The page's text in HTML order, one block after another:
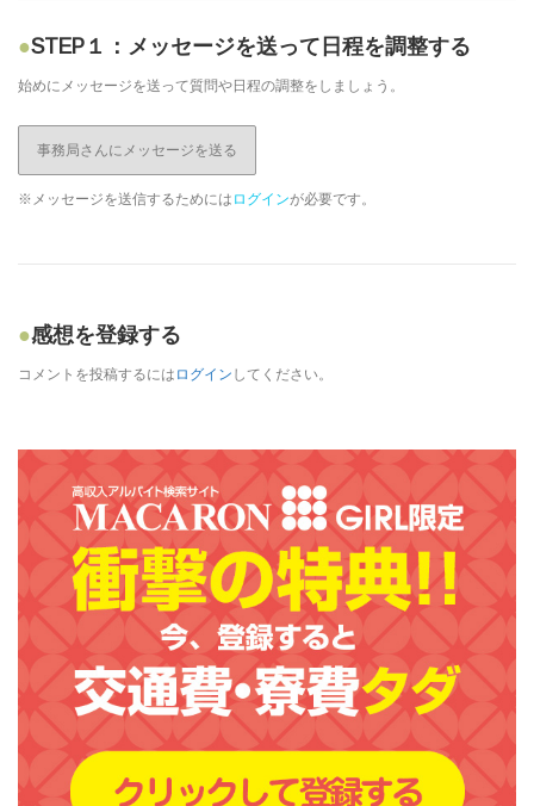
STEP１：メッセージを送って日程を調整する
始めにメッセージを送って質問や日程の調整をしましょう。
事務局さんにメッセージを送る
※メッセージを送信するためには ログインが必要です。
感想を登録する
コメントを投稿するには ログイン してください。